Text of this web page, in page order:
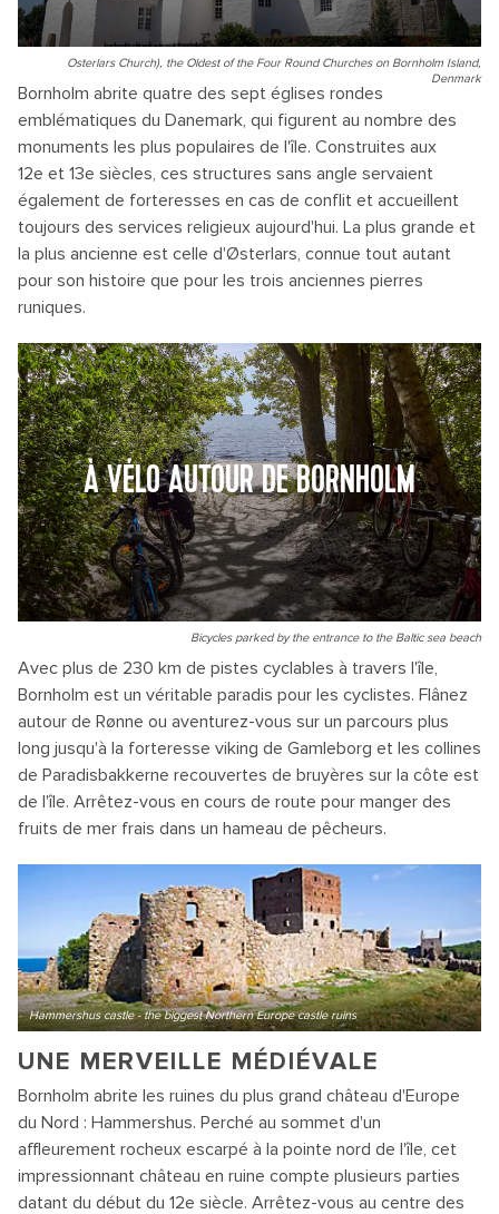
Osterlars Church), the Oldest of the Four Round Churches on Bornholm Island,
Denmark
Bornholm abrite quatre des sept églises rondes
emblématiques du Danemark, qui figurent au nombre des
monuments les plus populaires de l'île. Construites aux
12e et 13e siècles, ces structures sans angle servaient
également de forteresses en cas de conflit et accueillent
toujours des services religieux aujourd'hui. La plus grande et
la plus ancienne est celle d'Østerlars, connue tout autant
pour son histoire que pour les trois anciennes pierres
runiques.
À VÉLO AUTOUR DE BORNHOLM
Bicycles parked by the entrance to the Baltic sea beach
Avec plus de 230 km de pistes cyclables à travers l'île,
Bornholm est un véritable paradis pour les cyclistes. Flânez
autour de Rønne ou aventurez-vous sur un parcours plus
long jusqu'à la forteresse viking de Gamleborg et les collines
de Paradisbakkerne recouvertes de bruyères sur la côte est
de l'île. Arrêtez-vous en cours de route pour manger des
fruits de mer frais dans un hameau de pêcheurs.
Hammershus castle - the biggest Northern Europe castle ruins
UNE MERVEILLE MÉDIÉVALE
Bornholm abrite les ruines du plus grand château d'Europe
du Nord : Hammershus. Perché au sommet d'un
affleurement rocheux escarpé à la pointe nord de l'île, cet
impressionnant château en ruine compte plusieurs parties
datant du début du 12e siècle. Arrêtez-vous au centre des